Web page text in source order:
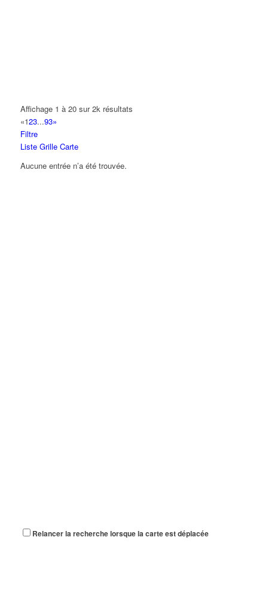
ABBAOUI TOUFIK
10 Allée Georges Gershwin 93420 VILLEPINTE
ABBES SARAH
Affichage 1 à 20 sur 2k résultats
«123...93»
Filtre
Liste Grille Carte
Aucune entrée n’a été trouvée.
Relancer la recherche lorsque la carte est déplacée